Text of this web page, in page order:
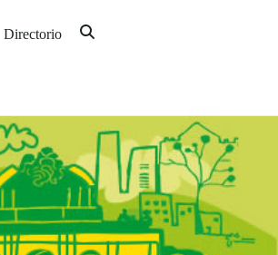
Directorio